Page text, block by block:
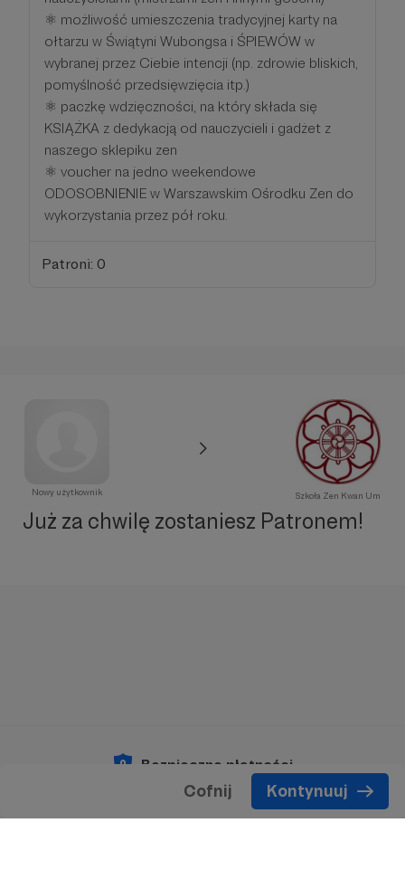
⚛ możliwość umieszczenia tradycyjnej karty na
ołtarzu w Świątyni Wubongsa i ŚPIEWÓW w
wybranej przez Ciebie intencji (np. zdrowie bliskich,
pomyślność przedsięwzięcia itp.)
⚛ paczkę wdzięczności, na który składa się
KSIĄŻKA z dedykacją od nauczycieli i gadżet z
naszego sklepiku zen
⚛ voucher na jedno weekendowe
ODOSOBNIENIE w Warszawskim Ośrodku Zen do
wykorzystania przez pół roku.
Patroni: 0
Cofnij Kontynuuj
Nowy użytkownik Szkoła Zen Kwan Um
Już za chwilę zostaniesz Patronem!
Bezpieczne płatności